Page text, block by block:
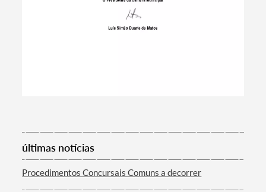
últimas notícias
Procedimentos Concursais Comuns a decorrer